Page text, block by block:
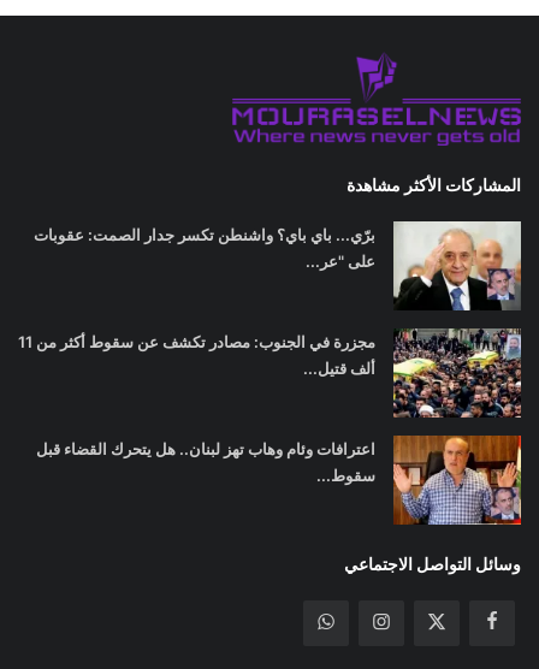
المشاركات الأكثر مشاهدة
برّي... باي باي؟ واشنطن تكسر جدار الصمت: عقوبات
على "عر...
مجزرة في الجنوب: مصادر تكشف عن سقوط أكثر من 11
ألف قتيل...
اعترافات وئام وهاب تهز لبنان.. هل يتحرك القضاء قبل
سقوط...
وسائل التواصل الاجتماعي